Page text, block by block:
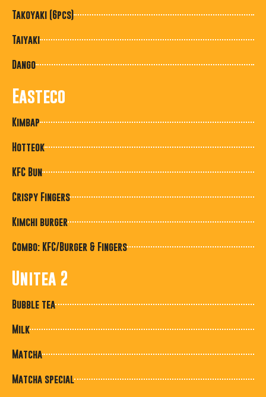
Takoyaki (6pcs)
Taiyaki
Dango
Easteco
Kimbap
Hotteok
KFC Bun
Crispy Fingers
Kimchi burger
Combo: KFC/Burger & Fingers
Unitea 2
Bubble tea
Milk
Matcha
Matcha special